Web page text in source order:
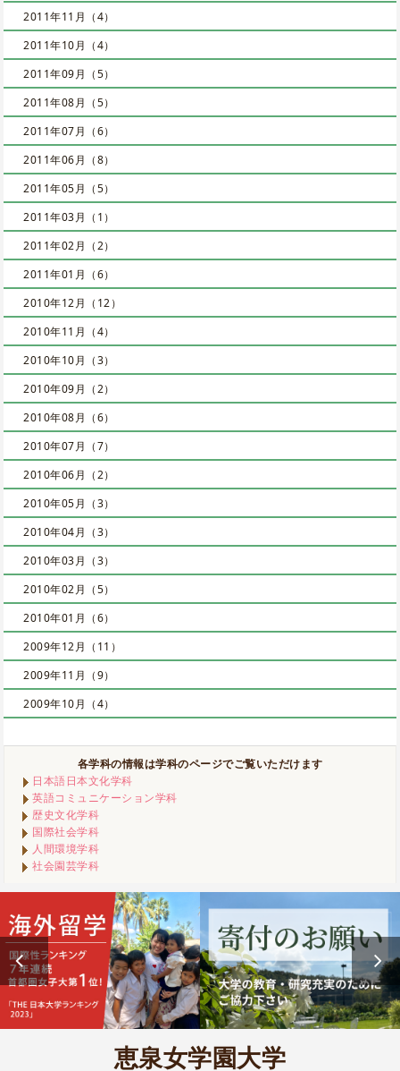
2011年11月（4）
2011年10月（4）
2011年09月（5）
2011年08月（5）
2011年07月（6）
2011年06月（8）
2011年05月（5）
2011年03月（1）
2011年02月（2）
2011年01月（6）
2010年12月（12）
2010年11月（4）
2010年10月（3）
2010年09月（2）
2010年08月（6）
2010年07月（7）
2010年06月（2）
2010年05月（3）
2010年04月（3）
2010年03月（3）
2010年02月（5）
2010年01月（6）
2009年12月（11）
2009年11月（9）
2009年10月（4）
各学科の情報は学科のページでご覧いただけます
日本語日本文化学科
英語コミュニケーション学科
歴史文化学科
国際社会学科
人間環境学科
社会園芸学科
恵泉女学園大学